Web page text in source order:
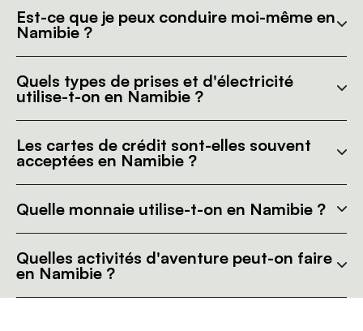
Est-ce que je peux conduire moi-même en
Namibie ?
Quels types de prises et d'électricité
utilise-t-on en Namibie ?
Les cartes de crédit sont-elles souvent
acceptées en Namibie ?
Quelle monnaie utilise-t-on en Namibie ?
Quelles activités d'aventure peut-on faire
en Namibie ?